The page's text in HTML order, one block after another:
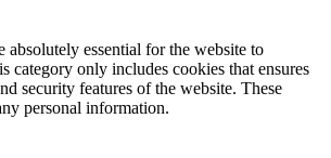
absolutely essential for the website to
category only includes cookies that ensures
security features of the website. These
personal information.